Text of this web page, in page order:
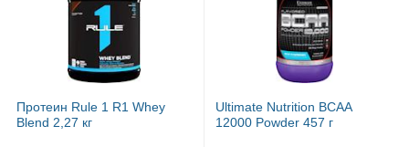
Протеин Rule 1 R1 Whey
Blend 2,27 кг
Ultimate Nutrition BCAA
12000 Powder 457 г